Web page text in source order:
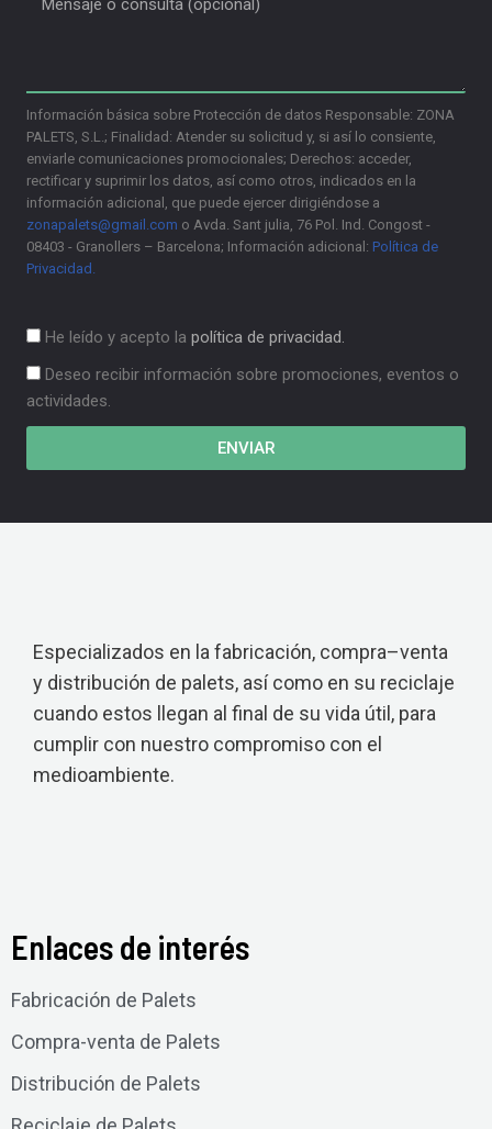
Información básica sobre Protección de datos Responsable: ZONA
PALETS, S.L.; Finalidad: Atender su solicitud y, si así lo consiente,
enviarle comunicaciones promocionales; Derechos: acceder,
rectificar y suprimir los datos, así como otros, indicados en la
información adicional, que puede ejercer dirigiéndose a
zonapalets@gmail.com o Avda. Sant julia, 76 Pol. Ind. Congost -
08403 - Granollers – Barcelona; Información adicional: Política de
Privacidad.
He leído y acepto la política de privacidad.
Deseo recibir información sobre promociones, eventos o
actividades.
ENVIAR
Especializados en la fabricación, compra–venta
y distribución de palets, así como en su reciclaje
cuando estos llegan al final de su vida útil, para
cumplir con nuestro compromiso con el
medioambiente.
Enlaces de interés
Fabricación de Palets
Compra-venta de Palets
Distribución de Palets